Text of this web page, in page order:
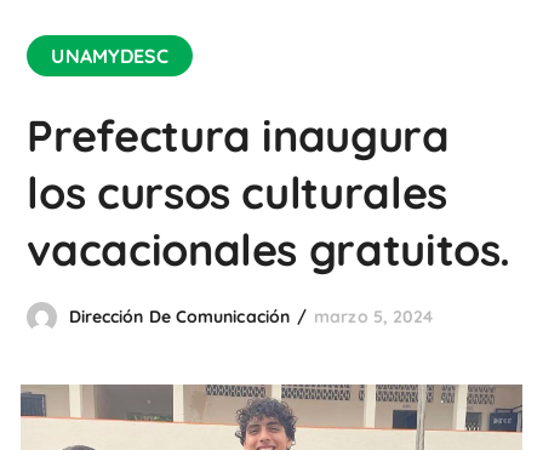
UNAMYDESC
Prefectura inaugura
los cursos culturales
vacacionales gratuitos.
Dirección De Comunicación marzo 5, 2024